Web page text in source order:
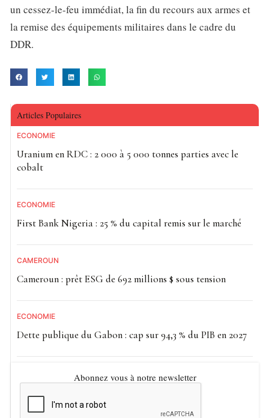
un cessez-le-feu immédiat, la fin du recours aux armes et
la remise des équipements militaires dans le cadre du
DDR.
Articles Populaires
ECONOMIE
Uranium en RDC : 2 000 à 5 000 tonnes parties avec le
cobalt
ECONOMIE
First Bank Nigeria : 25 % du capital remis sur le marché
CAMEROUN
Cameroun : prêt ESG de 692 millions $ sous tension
ECONOMIE
Dette publique du Gabon : cap sur 94,3 % du PIB en 2027
Abonnez vous à notre newsletter